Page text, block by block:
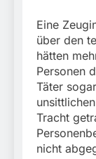
Eine
über den
hätten
Personen
Täter
Tracht
nicht